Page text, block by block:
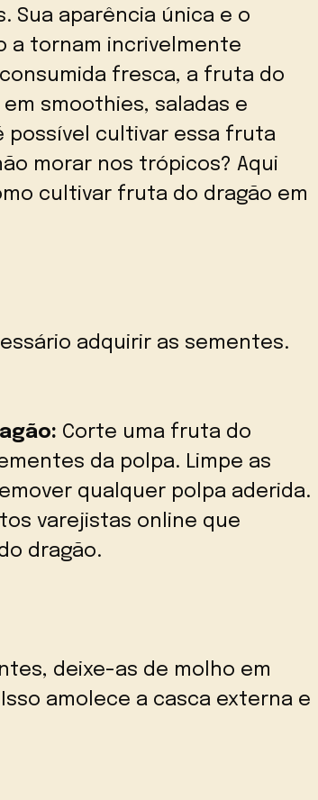
Sua aparência única e o
a tornam incrivelmente
fresca, a fruta do
smoothies, saladas e
possível cultivar essa fruta
morar nos trópicos? Aqui
cultivar fruta do dragão em
adquirir as sementes.
Corte uma fruta do
da polpa. Limpe as
qualquer polpa aderida.
varejistas online que
dragão.
deixe-as de molho em
amolece a casca externa e